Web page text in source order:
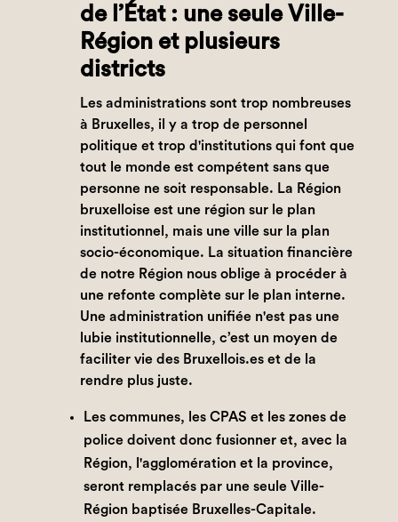
de l’État : une seule Ville-
Région et plusieurs
districts
Les administrations sont trop nombreuses
à Bruxelles, il y a trop de personnel
politique et trop d'institutions qui font que
tout le monde est compétent sans que
personne ne soit responsable. La Région
bruxelloise est une région sur le plan
institutionnel, mais une ville sur la plan
socio-économique. La situation financière
de notre Région nous oblige à procéder à
une refonte complète sur le plan interne.
Une administration unifiée n'est pas une
lubie institutionnelle, c’est un moyen de
faciliter vie des Bruxellois.es et de la
rendre plus juste.
Les communes, les CPAS et les zones de
police doivent donc fusionner et, avec la
Région, l'agglomération et la province,
seront remplacés par une seule Ville-
Région baptisée Bruxelles-Capitale.